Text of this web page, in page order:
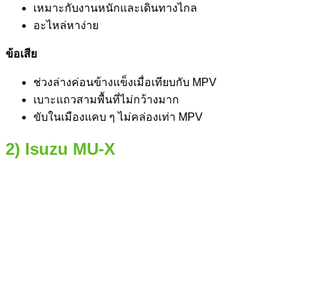
เหมาะกับงานหนักและเดินทางไกล
อะไหล่หาง่าย
ข้อเสีย
ช่วงล่างค่อนข้างแข็งเมื่อเทียบกับ MPV
เบาะแถวสามพื้นที่ไม่กว้างมาก
ขับในเมืองแคบ ๆ ไม่คล่องเท่า MPV
2) Isuzu MU-X